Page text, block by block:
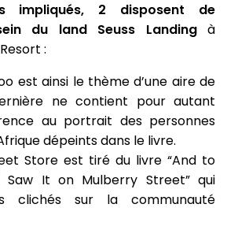
impliqués, 2 disposent de
du land Seuss Landingà
:
est ainsi le thème d’une aire de
ne contient pour autant
au portrait des personnes
dépeints dans le livre.
Store est tiré du livre “And to
Saw It on Mulberry Street” qui
clichés sur la communauté